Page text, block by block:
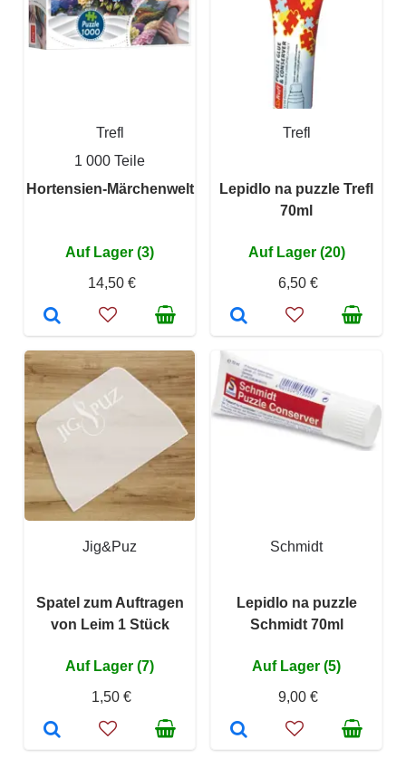
Trefl
1 000 Teile
Hortensien-Märchenwelt
Auf Lager (3)
14,50 €
Trefl
Lepidlo na puzzle Trefl
70ml
Auf Lager (20)
6,50 €
Jig&Puz
Spatel zum Auftragen
von Leim 1 Stück
Auf Lager (7)
1,50 €
Schmidt
Lepidlo na puzzle
Schmidt 70ml
Auf Lager (5)
9,00 €